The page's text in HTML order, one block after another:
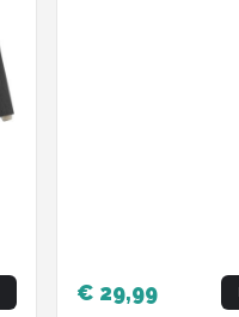
€ 29,99